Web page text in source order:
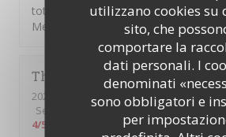
utilizzano cookies su
sito, che
comportare la
dati personali. I
denominati
sono obbligatori e
per
total, la cuisine est excellente, le
Mention spéciale pour le churros 😊.
Thierry
2026-08-06
- 12:30 - Ospiti 2
Servizio
/5 Atmosfera:5/5 Cucina : 5
4/5